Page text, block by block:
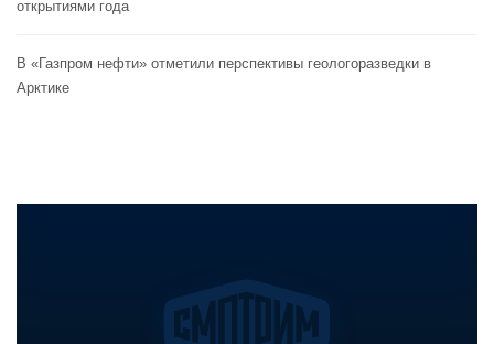
открытиями года
В «Газпром нефти» отметили перспективы геологоразведки в
Арктике